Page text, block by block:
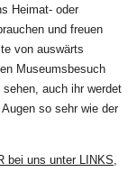
Heimat- oder
und freuen
von auswärts
Museumsbesuch
auch ihr werdet
so sehr wie der
bei uns unter LINKS,